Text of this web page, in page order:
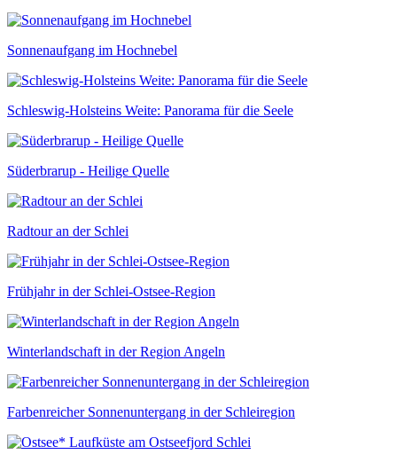
Sonnenaufgang im Hochnebel
Schleswig-Holsteins Weite: Panorama für die Seele
Süderbrarup - Heilige Quelle
Radtour an der Schlei
Frühjahr in der Schlei-Ostsee-Region
Winterlandschaft in der Region Angeln
Farbenreicher Sonnenuntergang in der Schleiregion